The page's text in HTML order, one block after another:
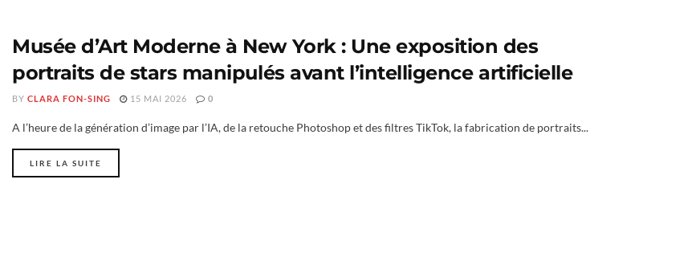
Musée d’Art Moderne à New York : Une exposition des
portraits de stars manipulés avant l’intelligence artificielle
BY CLARA FON-SING 15 MAI 2026 0
A l’heure de la génération d’image par l’IA, de la retouche Photoshop et des filtres TikTok, la fabrication de portraits...
LIRE LA SUITE